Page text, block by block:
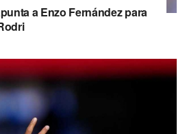
a Enzo Fernández para